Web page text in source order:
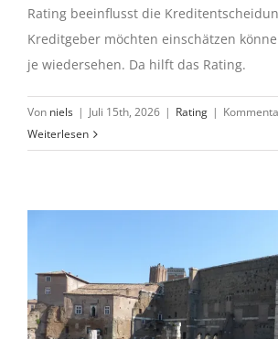
Rating beeinflusst die
Kreditgeber möchten einschätzen
je wiedersehen. Da hilft das Rating.
Von niels | Juli 15th, 2026 | Rating |
Weiterlesen